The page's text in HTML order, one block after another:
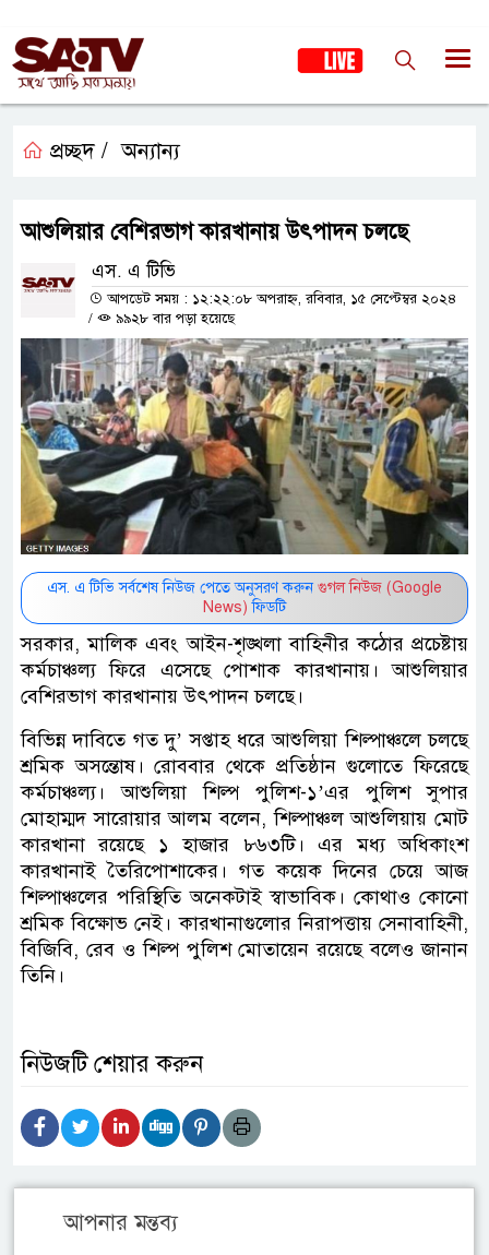
প্রচ্ছদ / অন্যান্য
আশুলিয়ার বেশিরভাগ কারখানায় উৎপাদন চলছে
এস. এ টিভি
আপডেট সময় : ১২:২২:০৮ অপরাহ্ন, রবিবার, ১৫ সেপ্টেম্বর ২০২৪
/
৯৯২৮ বার পড়া হয়েছে
এস. এ টিভি সর্বশেষ নিউজ পেতে অনুসরণ করুন গুগল নিউজ (Google
News) ফিডটি
সরকার, মালিক এবং আইন-শৃঙ্খলা বাহিনীর কঠোর প্রচেষ্টায়
কর্মচাঞ্চল্য ফিরে এসেছে পোশাক কারখানায়। আশুলিয়ার
বেশিরভাগ কারখানায় উৎপাদন চলছে।
বিভিন্ন দাবিতে গত দু’ সপ্তাহ ধরে আশুলিয়া শিল্পাঞ্চলে চলছে
শ্রমিক অসন্তোষ। রোববার থেকে প্রতিষ্ঠান গুলোতে ফিরেছে
কর্মচাঞ্চল্য। আশুলিয়া শিল্প পুলিশ-১’এর পুলিশ সুপার
মোহাম্মদ সারোয়ার আলম বলেন, শিল্পাঞ্চল আশুলিয়ায় মোট
কারখানা রয়েছে ১ হাজার ৮৬৩টি। এর মধ্য অধিকাংশ
কারখানাই তৈরিপোশাকের। গত কয়েক দিনের চেয়ে আজ
শিল্পাঞ্চলের পরিস্থিতি অনেকটাই স্বাভাবিক। কোথাও কোনো
শ্রমিক বিক্ষোভ নেই। কারখানাগুলোর নিরাপত্তায় সেনাবাহিনী,
বিজিবি, রেব ও শিল্প পুলিশ মোতায়েন রয়েছে বলেও জানান
তিনি।
নিউজটি শেয়ার করুন
আপনার মন্তব্য